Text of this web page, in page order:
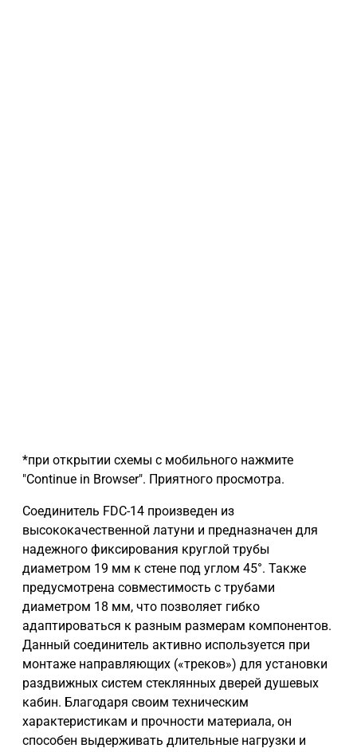
*при открытии схемы с мобильного нажмите
"Continue in Browser". Приятного просмотра.
Соединитель FDC-14 произведен из
высококачественной латуни и предназначен для
надежного фиксирования круглой трубы
диаметром 19 мм к стене под углом 45°. Также
предусмотрена совместимость с трубами
диаметром 18 мм, что позволяет гибко
адаптироваться к разным размерам компонентов.
Данный соединитель активно используется при
монтаже направляющих («треков») для установки
раздвижных систем стеклянных дверей душевых
кабин. Благодаря своим техническим
характеристикам и прочности материала, он
способен выдерживать длительные нагрузки и